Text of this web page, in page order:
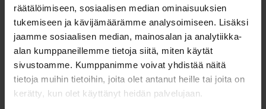
räätälöimiseen, sosiaalisen median ominaisuuksien
tukemiseen ja kävijämäärämme analysoimiseen. Lisäksi
jaamme sosiaalisen median, mainosalan ja analytiikka-
alan kumppaneillemme tietoja siitä, miten käytät
sivustoamme. Kumppanimme voivat yhdistää näitä
tietoja muihin tietoihin, joita olet antanut heille tai joita on
kerätty, kun olet käyttänyt heidän palvelujaan.